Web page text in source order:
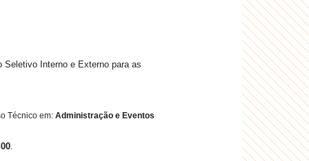
Interno e Externo para as
Técnico em: Administração e Eventos
.